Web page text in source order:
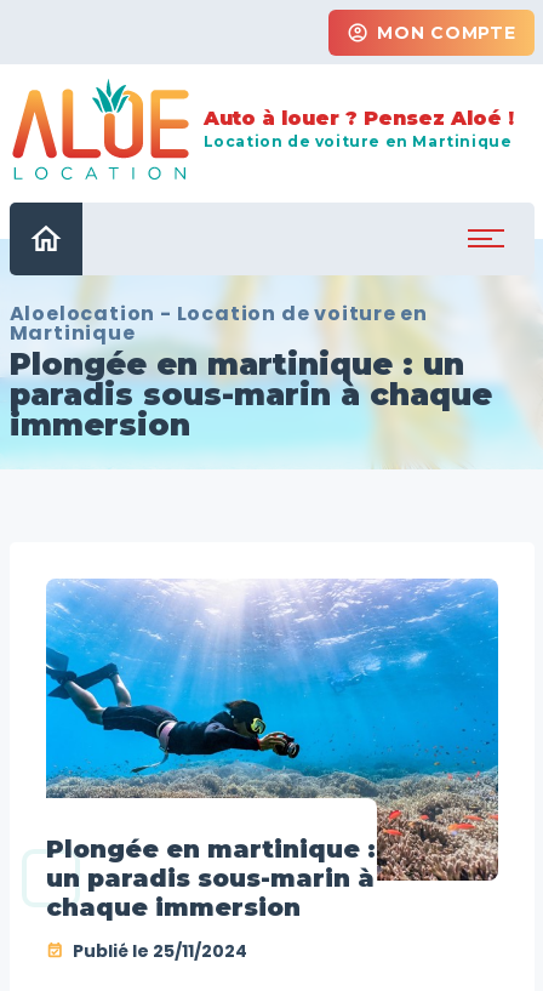
account_circle MON COMPTE
Auto à louer ? Pensez Aloé !
Location de voiture en Martinique
home
Aloelocation - Location de voiture en
Martinique
Plongée en martinique : un
paradis sous-marin à chaque
immersion
Plongée en martinique :
un paradis sous-marin à
chaque immersion
Publié le 25/11/2024